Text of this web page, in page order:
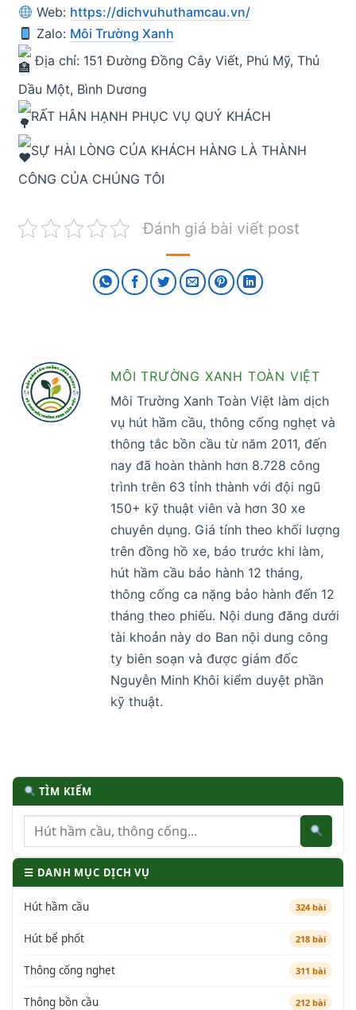
Web: https://dichvuhuthamcau.vn/
Zalo: Môi Trường Xanh
Địa chỉ: 151 Đường Đồng Cây Viết, Phú Mỹ, Thủ
Dầu Một, Bình Dương
RẤT HÂN HẠNH PHỤC VỤ QUÝ KHÁCH
SỰ HÀI LÒNG CỦA KHÁCH HÀNG LÀ THÀNH
CÔNG CỦA CHÚNG TÔI
Đánh giá bài viết post
MÔI TRƯỜNG XANH TOÀN VIỆT
Môi Trường Xanh Toàn Việt làm dịch
vụ hút hầm cầu, thông cống nghẹt và
thông tắc bồn cầu từ năm 2011, đến
nay đã hoàn thành hơn 8.728 công
trình trên 63 tỉnh thành với đội ngũ
150+ kỹ thuật viên và hơn 30 xe
chuyên dụng. Giá tính theo khối lượng
trên đồng hồ xe, báo trước khi làm,
hút hầm cầu bảo hành 12 tháng,
thông cống ca nặng bảo hành đến 12
tháng theo phiếu. Nội dung đăng dưới
tài khoản này do Ban nội dung công
ty biên soạn và được giám đốc
Nguyễn Minh Khôi kiểm duyệt phần
kỹ thuật.
TÌM KIẾM
☰ DANH MỤC DỊCH VỤ
Hút hầm cầu 324 bài
Hút bể phốt 218 bài
Thông cống nghẹt 311 bài
Thông bồn cầu 212 bài